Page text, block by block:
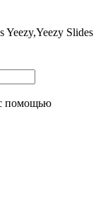
Yeezy,Yeezy Slides
помощью